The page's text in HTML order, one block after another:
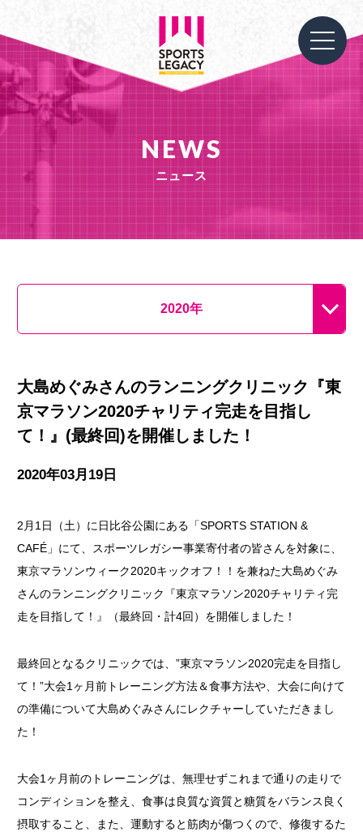
NEWS
ニュース
2020年
大島めぐみさんのランニングクリニック『東
京マラソン2020チャリティ完走を目指し
て！』(最終回)を開催しました！
2020年03月19日
2月1日（土）に日比谷公園にある「SPORTS STATION &
CAFÉ」にて、スポーツレガシー事業寄付者の皆さんを対象に、
東京マラソンウィーク2020キックオフ！！を兼ねた大島めぐみ
さんのランニングクリニック『東京マラソン2020チャリティ完
走を目指して！』（最終回・計4回）を開催しました！
最終回となるクリニックでは、”東京マラソン2020完走を目指し
て！”大会1ヶ月前トレーニング方法＆食事方法や、大会に向けて
の準備について大島めぐみさんにレクチャーしていただきまし
た！
大会1ヶ月前のトレーニングは、無理せずこれまで通りの走りで
コンディションを整え、食事は良質な資質と糖質をバランス良く
摂取すること、また、運動すると筋肉が傷つくので、修復するた